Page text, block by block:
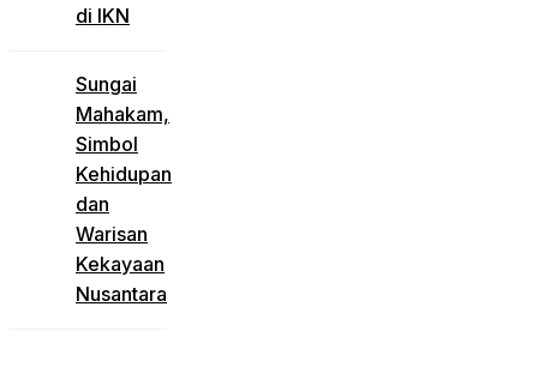
di IKN
Sungai
Mahakam,
Simbol
Kehidupan
dan
Warisan
Kekayaan
Nusantara